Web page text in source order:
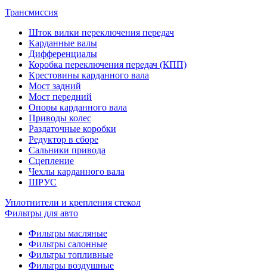
Трансмиссия
Шток вилки переключения передач
Карданные валы
Дифференциалы
Коробка переключения передач (КПП)
Крестовины карданного вала
Мост задний
Мост передний
Опоры карданного вала
Приводы колес
Раздаточные коробки
Редуктор в сборе
Сальники привода
Сцепление
Чехлы карданного вала
ШРУС
Уплотнители и крепления стекол
Фильтры для авто
Фильтры масляные
Фильтры салонные
Фильтры топливные
Фильтры воздушные